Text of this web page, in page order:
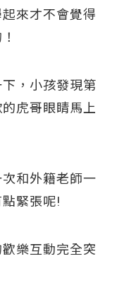
來才不會覺得
，小孩發現第
虎哥眼睛馬上
和外籍老師一
緊張呢!
樂互動完全突